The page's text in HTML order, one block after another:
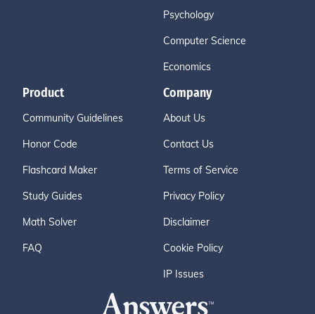
Psychology
Computer Science
Economics
Product
Community Guidelines
Honor Code
Flashcard Maker
Study Guides
Math Solver
FAQ
Company
About Us
Contact Us
Terms of Service
Privacy Policy
Disclaimer
Cookie Policy
IP Issues